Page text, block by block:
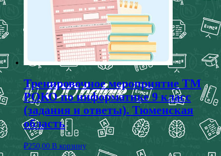
Тренировочное мероприятие ТМ
РОКО по информатике 9 класс
(задания и ответы). Тюменская
область
₽250,00 В корзину